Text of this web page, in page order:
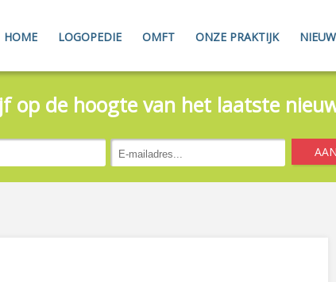
HOME LOGOPEDIE OMFT ONZE PRAKTIJK
op de hoogte van het laatste